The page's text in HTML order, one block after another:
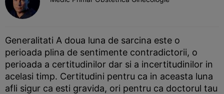
Generalitati A doua luna de sarcina este o
perioada plina de sentimente contradictorii, o
perioada a certitudinilor dar si a incertitudinilor in
acelasi timp. Certitudini pentru ca in aceasta luna
afli sigur ca esti gravida, ori pentru ca doctorul tau